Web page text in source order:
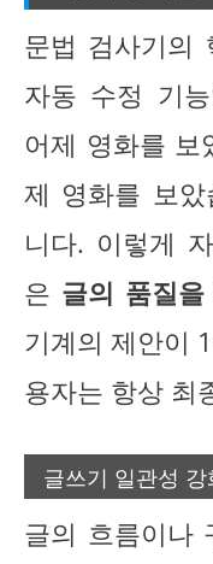
문법 검사기의
자동 수정 기
어제 영화를 보
제 영화를 보
니다. 이렇게
은 글의 품질
기계의 제안이
용자는 항상 최
글쓰기 일관성 강
글의 흐름이나